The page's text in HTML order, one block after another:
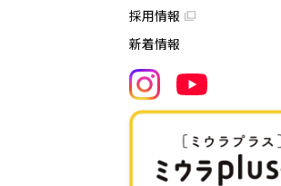
採用情報
新着情報